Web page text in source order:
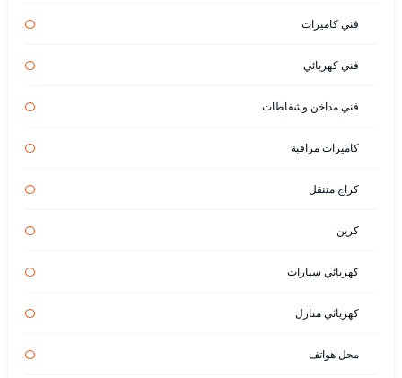
فني كاميرات
فني كهربائي
فني مداخن وشفاطات
كاميرات مراقبة
كراج متنقل
كرين
كهربائي سيارات
كهربائي منازل
محل هواتف